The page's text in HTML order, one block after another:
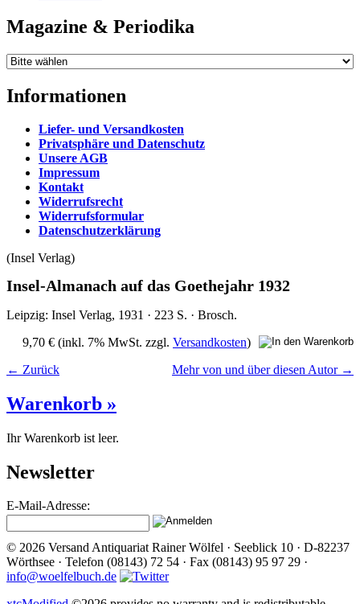
Magazine & Periodika
Informationen
Liefer- und Versandkosten
Privatsphäre und Datenschutz
Unsere AGB
Impressum
Kontakt
Widerrufsrecht
Widerrufsformular
Datenschutzerklärung
(Insel Verlag)
Insel-Almanach auf das Goethejahr 1932
Leipzig: Insel Verlag, 1931 · 223 S. · Brosch.
9,70 € (inkl. 7% MwSt. zzgl. Versandkosten)
Mehr von und über diesen Autor →
← Zurück
Warenkorb »
Ihr Warenkorb ist leer.
Newsletter
E-Mail-Adresse:
© 2026 Versand Antiquariat Rainer Wölfel · Seeblick 10 · D-82237
Wörthsee · Telefon (08143) 72 54 · Fax (08143) 95 97 29 ·
info@woelfelbuch.de